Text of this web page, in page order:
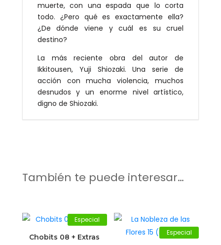
muerte, con una espada que lo corta
todo. ¿Pero qué es exactamente ella?
¿De dónde viene y cuál es su cruel
destino?
La más reciente obra del autor de
Ikkitousen, Yuji Shiozaki. Una serie de
acción con mucha violencia, muchos
desnudos y un enorme nivel artístico,
digno de Shiozaki.
También te puede interesar…
Especial
Chobits 08 + Extras
Especial